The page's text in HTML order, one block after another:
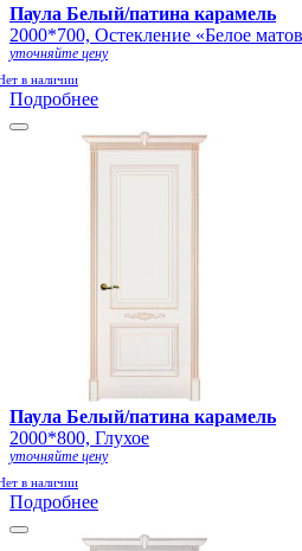
Паула Белый/патина карамель
2000*700, Остекление «Белое
уточняйте цену
в наличии
Подробнее
Паула Белый/патина карамель
2000*800, Глухое
уточняйте цену
в наличии
Подробнее